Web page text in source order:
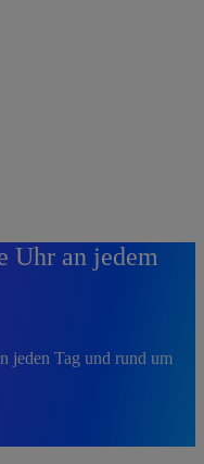
Uhr an jedem
jeden Tag und rund um